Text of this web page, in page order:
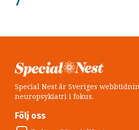
Special Nest är Sveriges
neuropsykiatri i fokus.
Följ oss